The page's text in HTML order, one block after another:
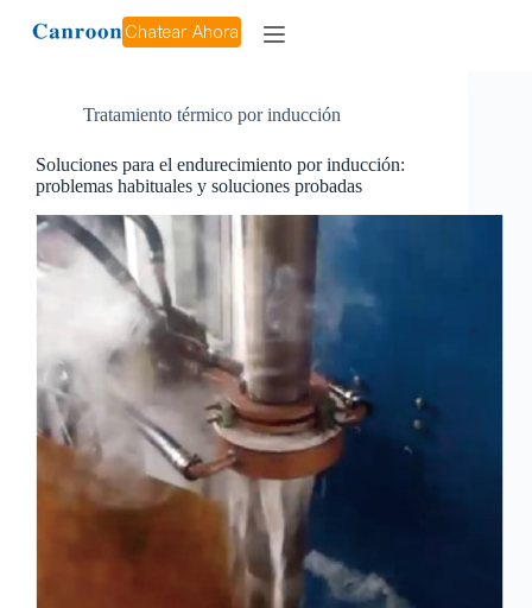
Chatear Ahora
Tratamiento térmico por inducción
Soluciones para el endurecimiento por inducción:
problemas habituales y soluciones probadas